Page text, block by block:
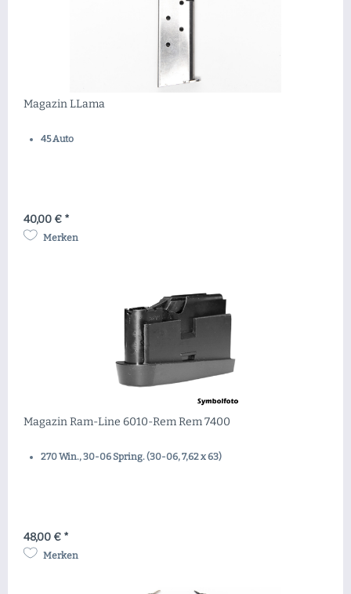
Magazin LLama
45 Auto
40,00 € *
Merken
Magazin Ram-Line 6010-Rem Rem 7400
270 Win., 30-06 Spring. (30-06, 7,62 x 63)
48,00 € *
Merken